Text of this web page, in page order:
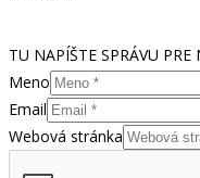
TU NAPÍŠTE SPRÁVU PRE
Meno
Email
Webová stránka